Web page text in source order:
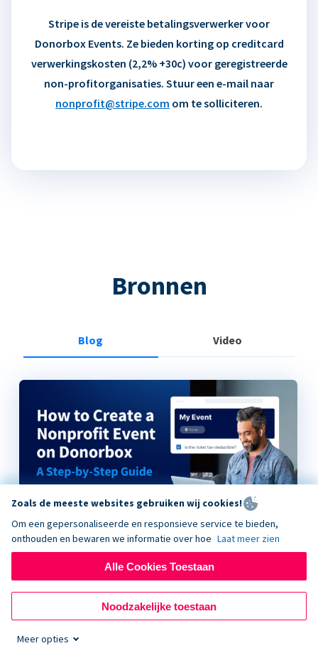
Stripe is de vereiste betalingsverwerker voor
Donorbox Events. Ze bieden korting op creditcard
verwerkingskosten (2,2% +30c) voor geregistreerde
non-profitorganisaties. Stuur een e-mail naar
nonprofit@stripe.com om te solliciteren.
Bronnen
Blog Video
How to Create a Nonprofit Event on Donorbox
Zoals de meeste websites gebruiken wij cookies!
Om een gepersonaliseerde en responsieve service te bieden,
onthouden en bewaren we informatie over hoe Laat meer zien
Alle Cookies Toestaan
Noodzakelijke toestaan
Meer opties